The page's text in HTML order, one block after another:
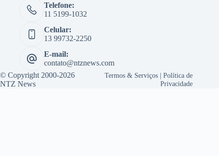
Telefone:
11 5199-1032
Celular:
13 99732-2250
E-mail:
contato@ntznews.com
© Copyright 2000-2026
NTZ News
Termos & Serviços |Política de
Privacidade